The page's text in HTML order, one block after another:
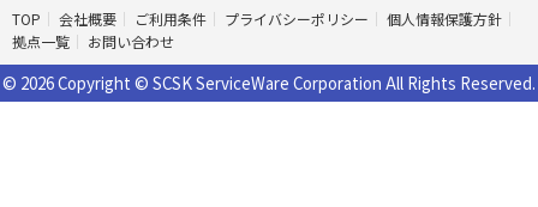
TOP 会社概要 ご利用条件 プライバシーポリシー
個人情報保護方針
拠点一覧
お問い合わせ
© 2026 Copyright © SCSK ServiceWare Corporation All Rights Reserved.